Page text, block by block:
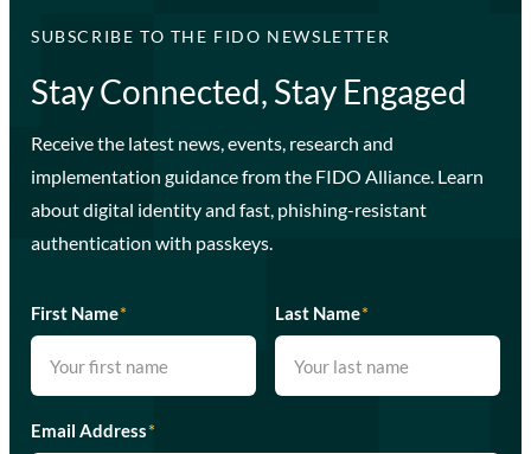
SUBSCRIBE TO THE FIDO NEWSLETTER
Stay Connected, Stay Engaged
Receive the latest news, events, research and
implementation guidance from the FIDO Alliance. Learn
about digital identity and fast, phishing-resistant
authentication with passkeys.
First Name* Last Name*
Email Address*